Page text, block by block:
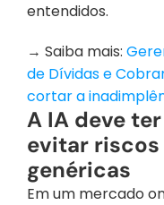
entendidos.
→ Saiba mais:
de Dívidas e
cortar a
A IA deve
evitar
genéricas
Em um mercado